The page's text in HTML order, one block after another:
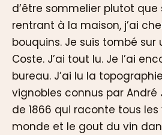
d’être sommelier plutot que
rentrant à la maison, j’ai
bouquins. Je suis tombé sur
Coste. J’ai tout lu. Je l’ai
bureau. J’ai lu la
vignobles connus par André
de 1866 qui raconte tous
monde et le gout du vin